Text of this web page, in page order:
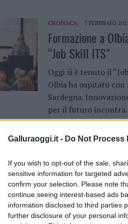
Galluraoggi.it - Do Not Process
If you wish to opt-out of the sale,
sensitive information for targeted
confirm your selection. Please note
continue seeing interest-based ads
information disclosed to third parties
further disclosure of your personal
CRONACA 7 FEBBRAIO
Formazione a
“Job Skill ITS”
Oggi si è tenuto il
Olbia ha ospitato con
Sardegna.
per il futuro
OLBIA
Giorno della
la storia di Anna
A Olbia iniziativa su
memoria Anche
memoria e lo fa con